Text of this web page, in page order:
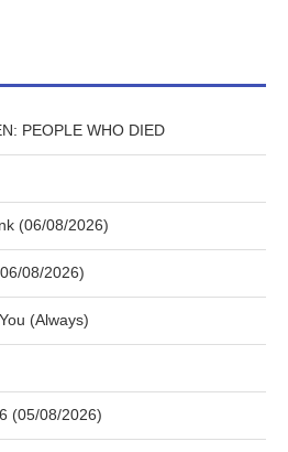
PEOPLE WHO DIED
(06/08/2026)
08/2026)
(Always)
(05/08/2026)